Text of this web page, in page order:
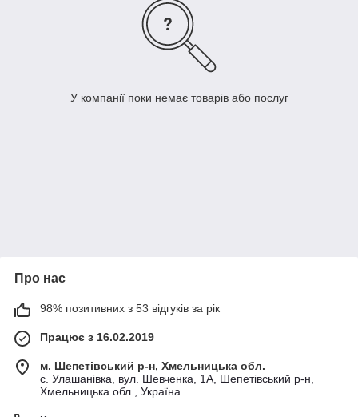
У компанії поки немає товарів або послуг
Про нас
98% позитивних з 53 відгуків за рік
Працює з 16.02.2019
м. Шепетівський р-н, Хмельницька обл.
с. Улашанівка, вул. Шевченка, 1А, Шепетівський р-н,
Хмельницька обл., Україна